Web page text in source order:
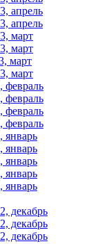
апрель
апрель
март
март
март
март
февраль
февраль
февраль
февраль
январь
январь
январь
январь
январь
декабрь
декабрь
декабрь